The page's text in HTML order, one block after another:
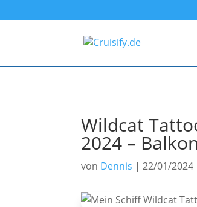
Wildcat
2024 –
von Dennis |22/01/2024